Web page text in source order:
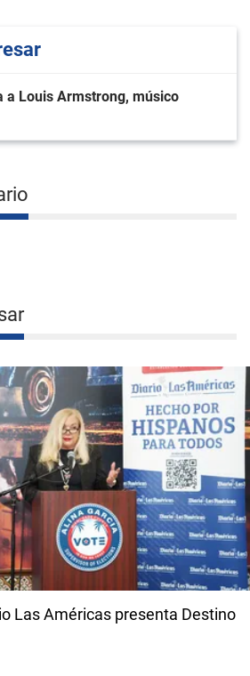
a Louis Armstrong, músico
Las Américas presenta Destino